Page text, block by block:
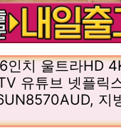
인치 울트라HD
유튜브 넷플릭
지